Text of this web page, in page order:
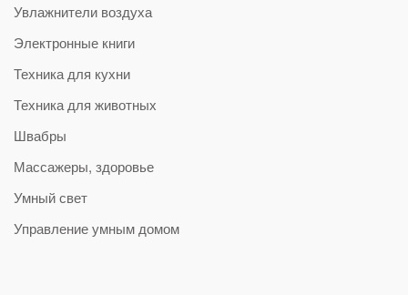
Увлажнители воздуха
Электронные книги
Техника для кухни
Техника для животных
Швабры
Массажеры, здоровье
Умный свет
Управление умным домом